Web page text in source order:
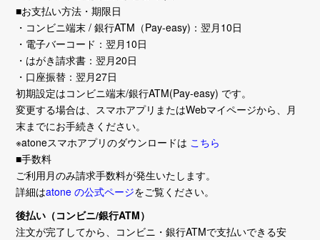
■お支払い方法・期限日
・コンビニ端末 / 銀行ATM（Pay-easy)：翌月10日
・電子バーコード：翌月10日
・はがき請求書：翌月20日
・口座振替：翌月27日
初期設定はコンビニ端末/銀行ATM(Pay-easy) です。
変更する場合は、スマホアプリまたはWebマイページから、月
末までにお手続きください。
※atoneスマホアプリのダウンロードは こちら
■手数料
ご利用月のみ請求手数料が発生いたします。
詳細はatone の公式ページをご覧ください。
後払い（コンビニ/銀行ATM）
注文が完了してから、コンビニ・銀行ATMで支払いできる安